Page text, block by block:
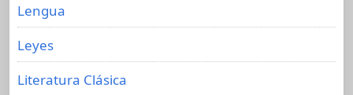
Lengua
Leyes
Literatura Clásica